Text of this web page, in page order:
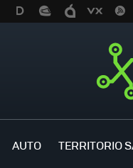
AUTO TERRITORIO